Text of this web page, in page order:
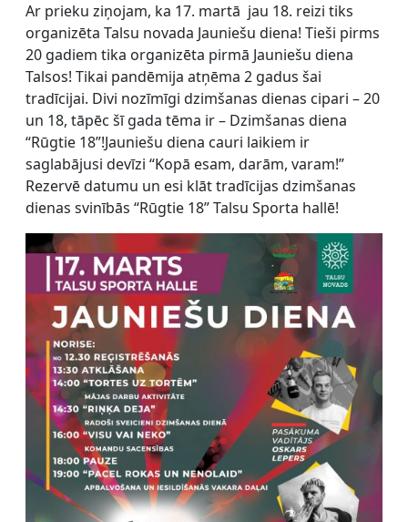
Ar prieku ziņojam, ka 17. martā jau 18. reizi tiks
organizēta Talsu novada Jauniešu diena! Tieši pirms
20 gadiem tika organizēta pirmā Jauniešu diena
Talsos! Tikai pandēmija atņēma 2 gadus šai
tradīcijai. Divi nozīmīgi dzimšanas dienas cipari – 20
un 18, tāpēc šī gada tēma ir – Dzimšanas diena
“Rūgtie 18”!Jauniešu diena cauri laikiem ir
saglabājusi devīzi “Kopā esam, darām, varam!”
Rezervē datumu un esi klāt tradīcijas dzimšanas
dienas svinībās “Rūgtie 18” Talsu Sporta hallē!